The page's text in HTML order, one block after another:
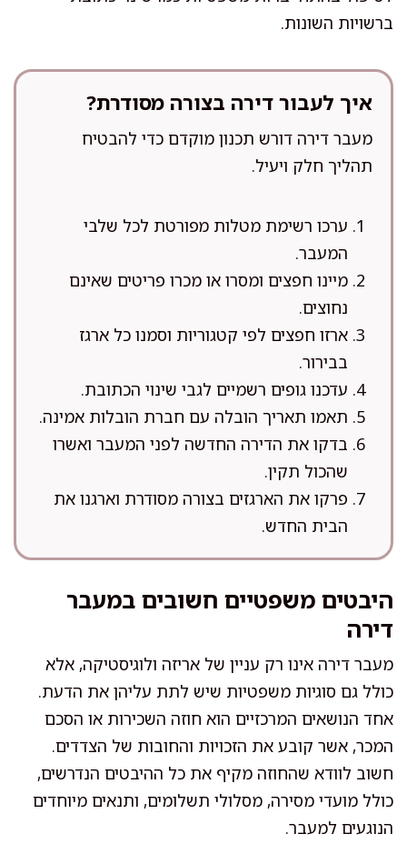
ברשויות השונות.
איך לעבור דירה בצורה מסודרת?
מעבר דירה דורש תכנון מוקדם כדי להבטיח
תהליך חלק ויעיל.
ערכו רשימת מטלות מפורטת לכל שלבי
המעבר.
מיינו חפצים ומסרו או מכרו פריטים שאינם
נחוצים.
ארזו חפצים לפי קטגוריות וסמנו כל ארגז
בבירור.
עדכנו גופים רשמיים לגבי שינוי הכתובת.
תאמו תאריך הובלה עם חברת הובלות אמינה.
בדקו את הדירה החדשה לפני המעבר ואשרו
שהכול תקין.
פרקו את הארגזים בצורה מסודרת וארגנו את
הבית החדש.
היבטים משפטיים חשובים במעבר
דירה
מעבר דירה אינו רק עניין של אריזה ולוגיסטיקה, אלא
כולל גם סוגיות משפטיות שיש לתת עליהן את הדעת.
אחד הנושאים המרכזיים הוא חוזה השכירות או הסכם
המכר, אשר קובע את הזכויות והחובות של הצדדים.
חשוב לוודא שהחוזה מקיף את כל ההיבטים הנדרשים,
כולל מועדי מסירה, מסלולי תשלומים, ותנאים מיוחדים
הנוגעים למעבר.